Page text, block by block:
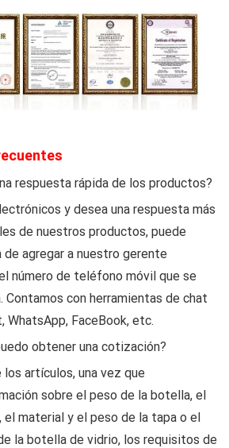
respuesta rápida de los productos?
y desea una respuesta más
de nuestros productos, puede
agregar a nuestro gerente
número de teléfono móvil que se
Contamos con herramientas de chat
WhatsApp, FaceBook, etc.
obtener una cotización?
los artículos, una vez que
sobre el peso de la botella, el
el material y el peso de la tapa o el
la botella de vidrio, los requisitos de